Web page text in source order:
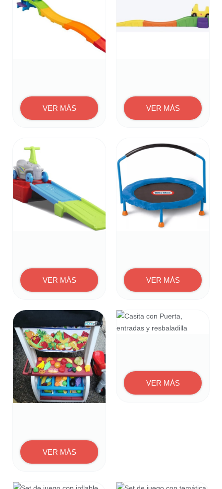
VER MÁS VER MÁS
VER MÁS VER MÁS
VER MÁS
VER MÁS